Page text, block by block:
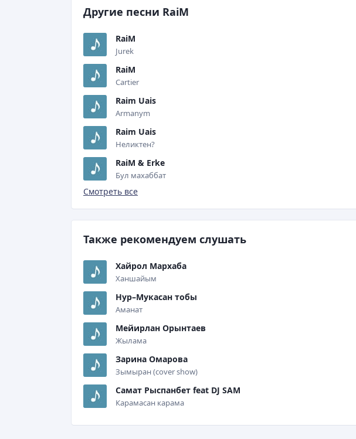
Другие песни RaiM
RaiM
Jurek
RaiM
Cartier
Raim Uais
Armanym
Raim Uais
Неликтен?
RaiM & Erke
Бул махаббат
Смотреть все
Также рекомендуем слушать
Хайрол Мархаба
Ханшайым
Нур–Мукасан тобы
Аманат
Мейирлан Орынтаев
Жылама
Зарина Омарова
Зымыран (cover show)
Самат Рыспанбет feat DJ SAM
Карамасан карама